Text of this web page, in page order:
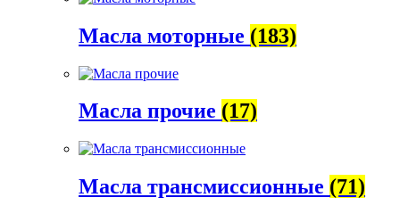
Масла моторные (183)
Масла прочие (17)
Масла трансмиссионные (71)